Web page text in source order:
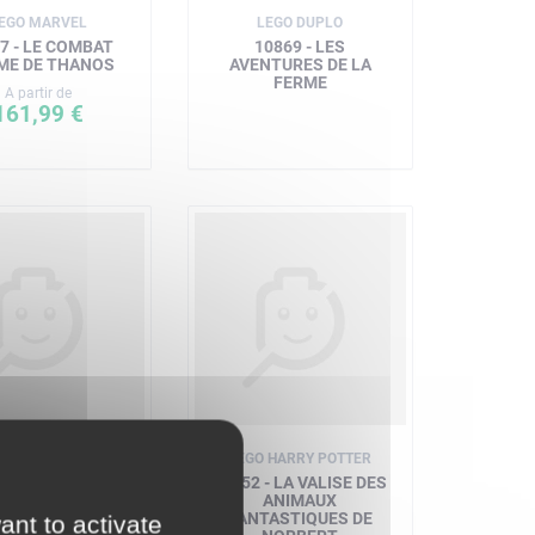
MARVEL
- LE COMBAT
DE THANOS
A partir de
€
LEGO DUPLO
10869 - LES
AVENTURES DE LA
FERME
A partir de
LEGO HARRY POTTER
75952 - LA VALISE DES
ANIMAUX
FANTASTIQUES DE
to activate